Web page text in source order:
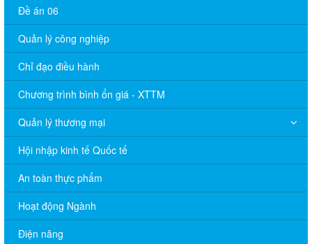
Đề án 06
Quản lý công nghiệp
Chỉ đạo điều hành
Chương trình bình ổn giá - XTTM
Quản lý thương mại
Hội nhập kinh tế Quốc tế
An toàn thực phẩm
Hoạt động Ngành
Điện năng